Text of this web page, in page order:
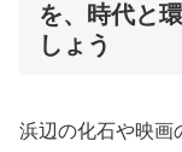
を、時代と
しょう
浜辺の化石や映画